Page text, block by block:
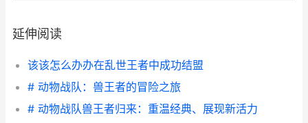
延伸阅读
该该怎么办办在乱世王者中成功结盟
# 动物战队：兽王者的冒险之旅
# 动物战队兽王者归来：重温经典、展现新活力